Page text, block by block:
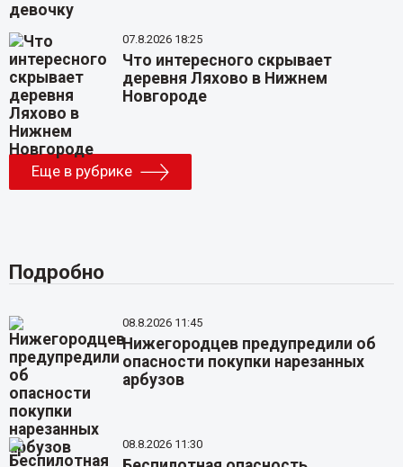
07.8.2026 18:25
Что интересного скрывает
деревня Ляхово в Нижнем
Новгороде
Еще в рубрике
Подробно
08.8.2026 11:45
Нижегородцев предупредили об
опасности покупки нарезанных
арбузов
08.8.2026 11:30